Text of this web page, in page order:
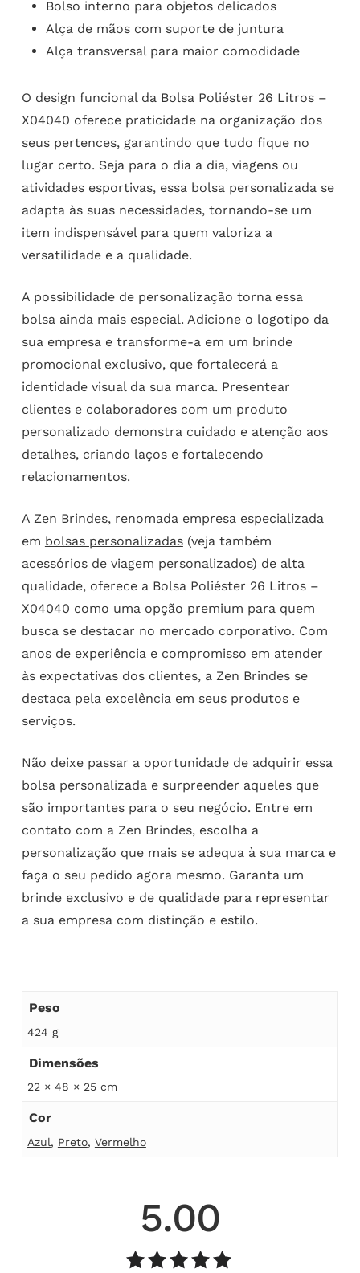
Bolso interno para objetos delicados
Alça de mãos com suporte de juntura
Alça transversal para maior comodidade
O design funcional da Bolsa Poliéster 26 Litros –
X04040 oferece praticidade na organização dos
seus pertences, garantindo que tudo fique no
lugar certo. Seja para o dia a dia, viagens ou
atividades esportivas, essa bolsa personalizada se
adapta às suas necessidades, tornando-se um
item indispensável para quem valoriza a
versatilidade e a qualidade.
A possibilidade de personalização torna essa
bolsa ainda mais especial. Adicione o logotipo da
sua empresa e transforme-a em um brinde
promocional exclusivo, que fortalecerá a
identidade visual da sua marca. Presentear
clientes e colaboradores com um produto
personalizado demonstra cuidado e atenção aos
detalhes, criando laços e fortalecendo
relacionamentos.
A Zen Brindes, renomada empresa especializada
em bolsas personalizadas(veja também
acessórios de viagem personalizados) de alta
qualidade, oferece a Bolsa Poliéster 26 Litros –
X04040 como uma opção premium para quem
busca se destacar no mercado corporativo. Com
anos de experiência e compromisso em atender
às expectativas dos clientes, a Zen Brindes se
destaca pela excelência em seus produtos e
serviços.
Não deixe passar a oportunidade de adquirir essa
bolsa personalizada e surpreender aqueles que
são importantes para o seu negócio. Entre em
contato com a Zen Brindes, escolha a
personalização que mais se adequa à sua marca e
faça o seu pedido agora mesmo. Garanta um
brinde exclusivo e de qualidade para representar
a sua empresa com distinção e estilo.
Peso
424 g
Dimensões
22 × 48 × 25 cm
Cor
Azul, Preto, Vermelho
5.00